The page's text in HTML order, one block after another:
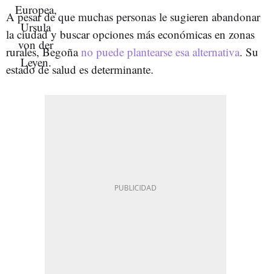
A pesar de que muchas personas le sugieren abandonar
la ciudad y buscar opciones más económicas en zonas
rurales, Begoñano puede plantearse esa alternativa. Su
estado de salud es determinante.